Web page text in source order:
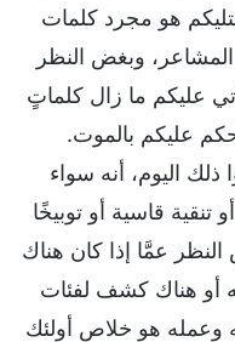
هو مجرد كلمات
المشاعر، وبغض النظر
عليكم ما زال كلماتٍ
عليكم بالموت.
اليوم، أنه سواء
تنقية قاسية أو توبيخًا
عمَّا إذا كان هناك
أو هناك كشف لفئات
وعمله هو خلاص أولئك